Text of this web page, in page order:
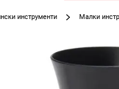
инструменти Малки